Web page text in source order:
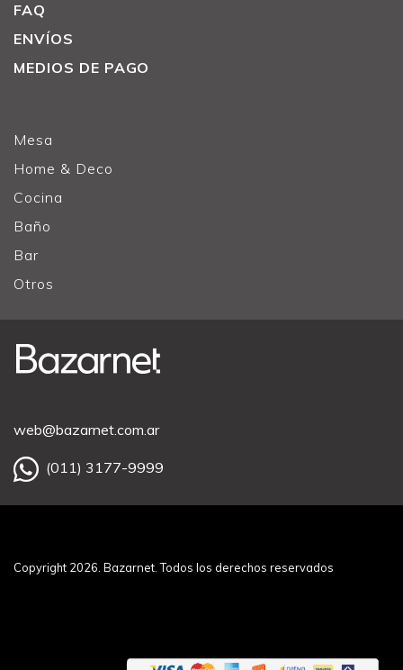
FAQ
ENVÍOS
MEDIOS DE PAGO
Mesa
Home & Deco
Cocina
Baño
Bar
Otros
web@bazarnet.com.ar
(011) 3177-9999
Copyright 2026. Bazarnet. Todos los derechos reservados